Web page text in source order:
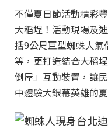
不僅夏日節活動精彩
大稻埕！活動現場及
括9公尺巨型蜘蛛人
等，更打造結合大稻
倒屋」互動裝置，讓
中體驗大銀幕英雄的